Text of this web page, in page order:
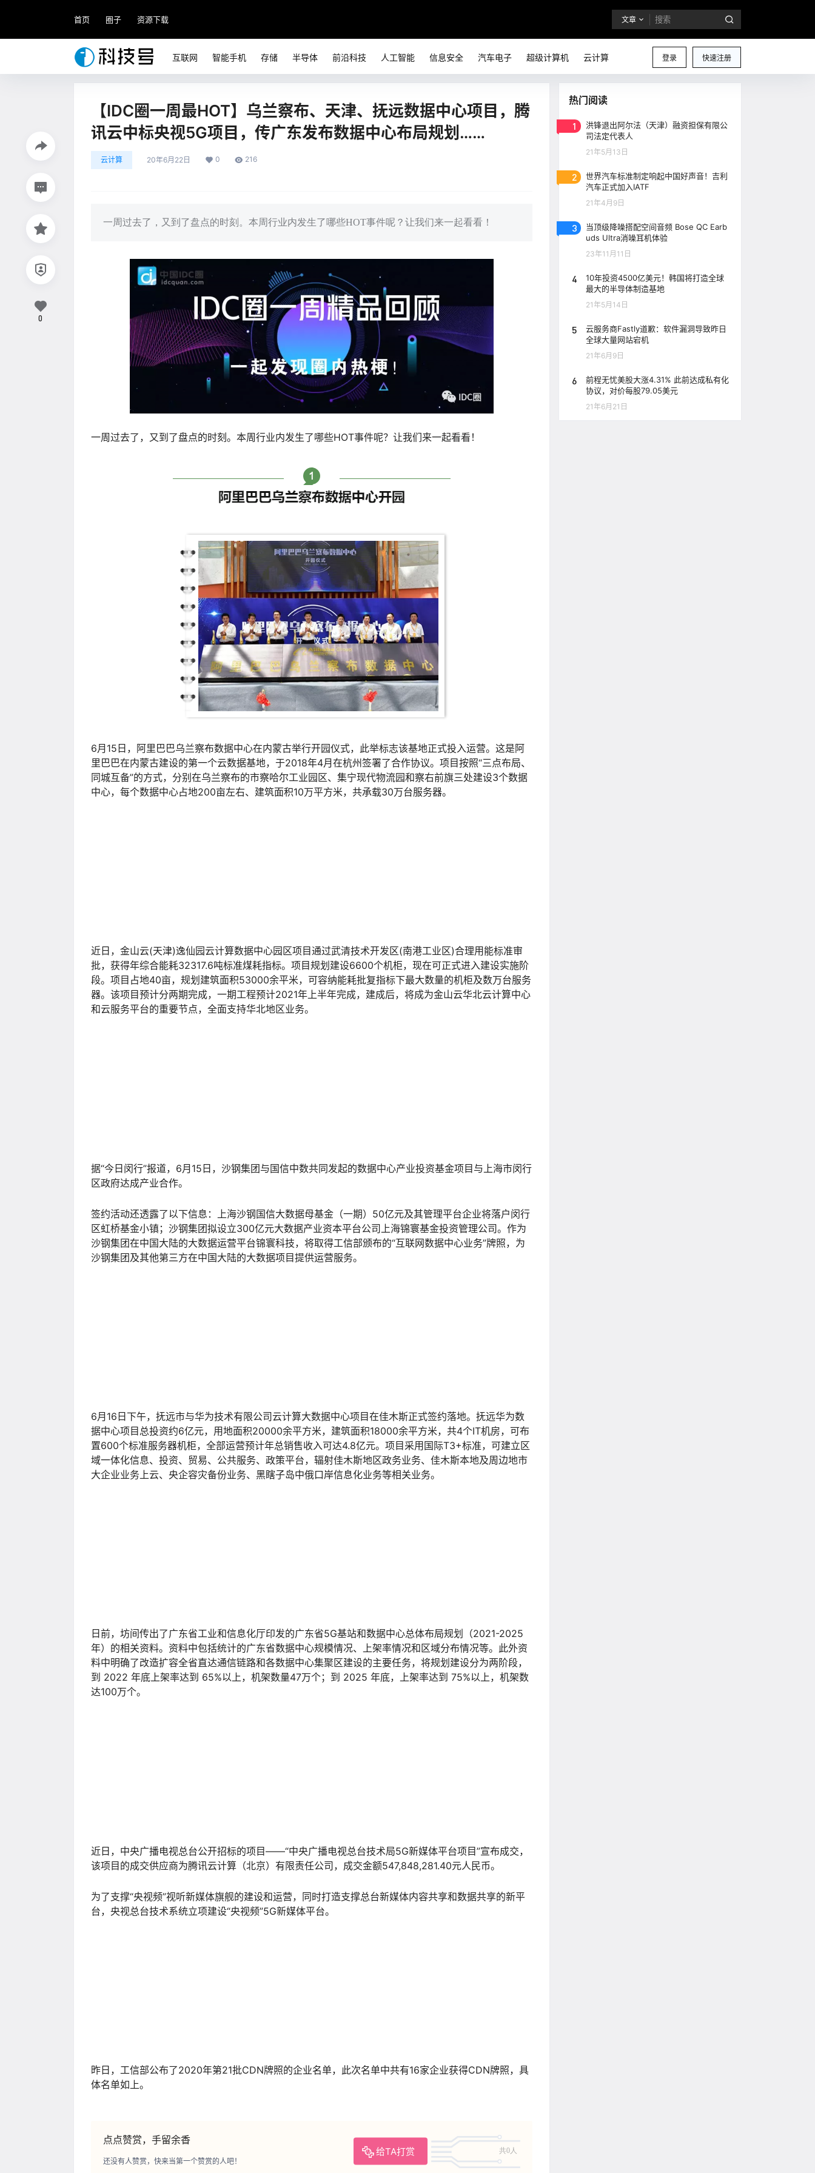
首页 圈子 资源下载 文章
登录 快速注册
互联网 智能手机 存储 半导体 前沿科技 人工智能 信息安全 汽车电子 超级计算机 云计算
【IDC圈一周最HOT】乌兰察布、天津、抚远数据中心项目，腾
讯云中标央视5G项目，传广东发布数据中心布局规划……
云计算 20年6月22日 0 216
一周过去了，又到了盘点的时刻。本周行业内发生了哪些HOT事件呢？让我们来一起看看！
一周过去了，又到了盘点的时刻。本周行业内发生了哪些HOT事件呢？让我们来一起看看！
6月15日，阿里巴巴乌兰察布数据中心在内蒙古举行开园仪式，此举标志该基地正式投入运营。这是阿
里巴巴在内蒙古建设的第一个云数据基地，于2018年4月在杭州签署了合作协议。项目按照“三点布局、
同城互备”的方式，分别在乌兰察布的市察哈尔工业园区、集宁现代物流园和察右前旗三处建设3个数据
中心，每个数据中心占地200亩左右、建筑面积10万平方米，共承载30万台服务器。
据“今日闵行”报道，6月15日，沙钢集团与国信中数共同发起的数据中心产业投资基金项目与上海市闵行
区政府达成产业合作。
签约活动还透露了以下信息：上海沙钢国信大数据母基金（一期）50亿元及其管理平台企业将落户闵行
6月16日下午，抚远市与华为技术有限公司云计算大数据中心项目在佳木斯正式签约落地。抚远华为数
据中心项目总投资约6亿元，用地面积20000余平方米，建筑面积18000余平方米，共4个IT机房，可布
置600个标准服务器机柜，全部运营预计年总销售收入可达4.8亿元。项目采用国际T3+标准，可建立区
大企业业务上云、央企容灾备份业务、黑瞎子岛中俄口岸信息化业务等相关业务。
年）的相关资料。资料中包括统计的广东省数据中心规模情况、上架率情况和区域分布情况等。此外资
料中明确了改造扩容全省直达通信链路和各数据中心集聚区建设的主要任务，将规划建设分为两阶段，
0
热门阅读
1
洪锋退出阿尔法（天津）融资担保有限公
司法定代表人
21年5月13日
2
世界汽车标准制定响起中国好声音！吉利
汽车正式加入IATF
21年4月9日
3
当顶级降噪搭配空间音频 Bose QC Earb
uds Ultra消噪耳机体验
23年11月11日
4
10年投资4500亿美元！韩国将打造全球
最大的半导体制造基地
21年5月14日
5
云服务商Fastly道歉：软件漏洞导致昨日
全球大量网站宕机
21年6月9日
6
前程无忧美股大涨4.31% 此前达成私有化
协议，对价每股79.05美元
21年6月21日